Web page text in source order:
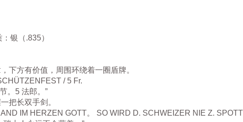
银（.835）
下方有价值，周围环绕着一圈盾牌。
/ 5 Fr.
。5 法郎。”
把长双手剑。
IM HERZEN GOTT。 SO WIRD D. SCHWEIZER NIE Z. SPOTT